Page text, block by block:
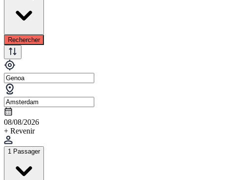
Rechercher
08/08/2026
+ Revenir
1 Passager